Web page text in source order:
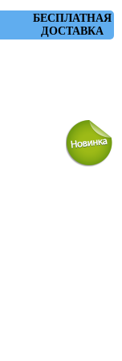
БЕСПЛАТНАЯ
ДОСТАВКА